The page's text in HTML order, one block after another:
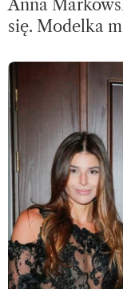
Anna
się. Modelka